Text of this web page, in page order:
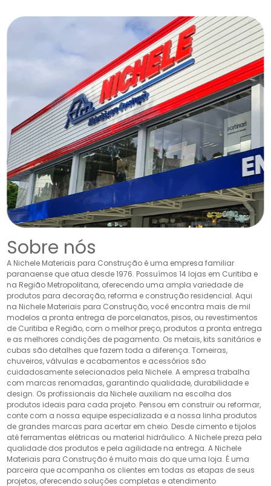
Sobre nós
A Nichele Materiais para Construção é uma empresa familiar
paranaense que atua desde 1976. Possuímos 14 lojas em Curitiba e
na Região Metropolitana, oferecendo uma ampla variedade de
produtos para decoração, reforma e construção residencial. Aqui
na Nichele Materiais para Construção, você encontra mais de mil
modelos a pronta entrega de porcelanatos, pisos, ou revestimentos
de Curitiba e Região, com o melhor preço, produtos a pronta entrega
e as melhores condições de pagamento. Os metais, kits sanitários e
cubas são detalhes que fazem toda a diferença. Torneiras,
chuveiros, válvulas e acabamentos e acessórios são
cuidadosamente selecionados pela Nichele. A empresa trabalha
com marcas renomadas, garantindo qualidade, durabilidade e
design. Os profissionais da Nichele auxiliam na escolha dos
produtos ideais para cada projeto. Pensou em construir ou reformar,
conte com a nossa equipe especializada e a nossa linha produtos
de grandes marcas para acertar em cheio. Desde cimento e tijolos
até ferramentas elétricas ou material hidráulico. A Nichele preza pela
qualidade dos produtos e pela agilidade na entrega. A Nichele
Materiais para Construção é muito mais do que uma loja. É uma
parceira que acompanha os clientes em todas as etapas de seus
projetos, oferecendo soluções completas e atendimento